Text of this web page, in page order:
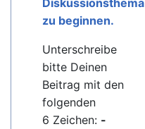
zu beginnen.
Unterschreibe
bitte Deinen
Beitrag mit den
folgenden
6 Zeichen: -